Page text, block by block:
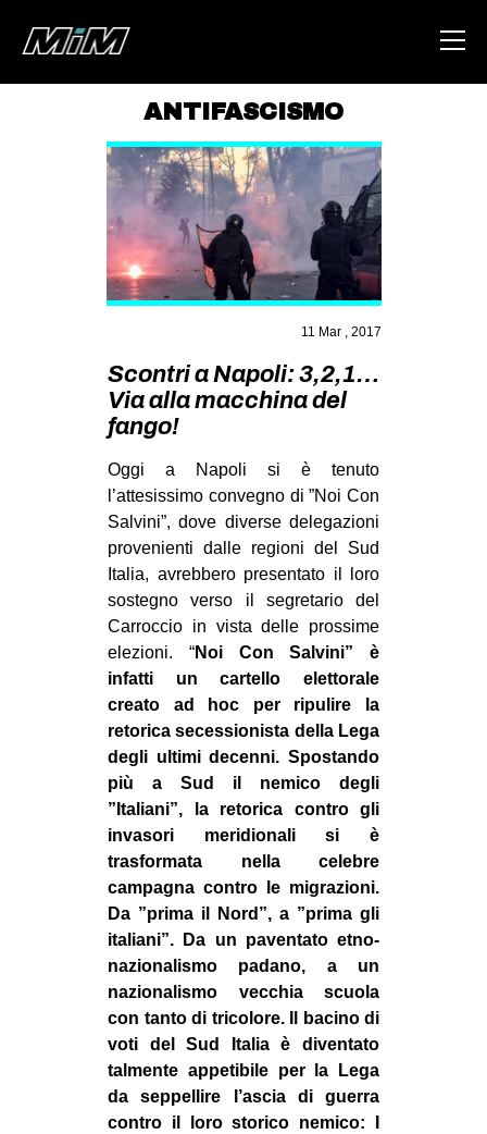
ABOUT
AREA
DEGENERAZIONE
GAZA FREESTYLE
MSM
STUDENTI TSUNAMI
MILANO
MOBILITAZIONI
SPAZI
SPORT POPOLARE
MOVIMENTI
ANTIFASCISMO
DIRITTO ALL’ABITARE
GENERI
MIGRAZIONI
PRECARIATO
REPRESSIONE
STUDENTI
CULTURE
ARTE
CINEMA
MANIFESTI
ANTIFASCISMO
11 Mar , 2017
Scontri a Napoli: 3,2,1…
Via alla macchina del
fango!
Oggi a Napoli si è tenuto
l’attesissimo convegno di ”Noi Con
Salvini”, dove diverse delegazioni
provenienti dalle regioni del Sud
Italia, avrebbero presentato il loro
sostegno verso il segretario del
Carroccio in vista delle prossime
elezioni. “Noi Con Salvini” è
infatti un cartello elettorale
creato ad hoc per ripulire la
retorica secessionista della Lega
degli ultimi decenni. Spostando
più a Sud il nemico degli
”Italiani”, la retorica contro gli
invasori meridionali si è
trasformata nella celebre
campagna contro le migrazioni.
Da ”prima il Nord”, a ”prima gli
italiani”. Da un paventato etno-
nazionalismo padano, a un
nazionalismo vecchia scuola
con tanto di tricolore. Il bacino di
voti del Sud Italia è diventato
talmente appetibile per la Lega
da seppellire l’ascia di guerra
contro il loro storico nemico: I